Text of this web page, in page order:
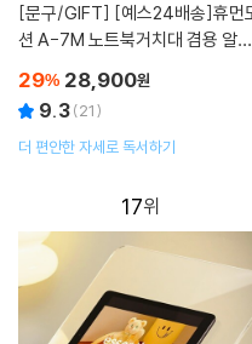
[문구/GIFT]
션 A-7M 노트북거치대 겸용 알루
29% 28,900원
9.3(21)
더 편안한 자세로 독서하기
17